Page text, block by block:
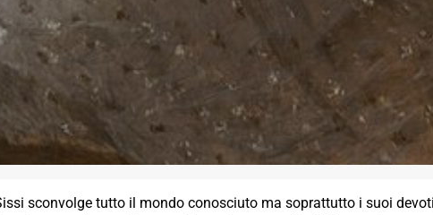
sconvolge tutto il mondo conosciuto ma soprattutto i suoi